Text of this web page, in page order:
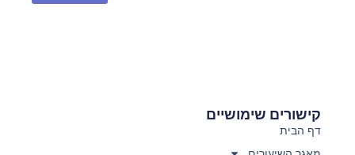
קישורים שימושיים
דף הבית